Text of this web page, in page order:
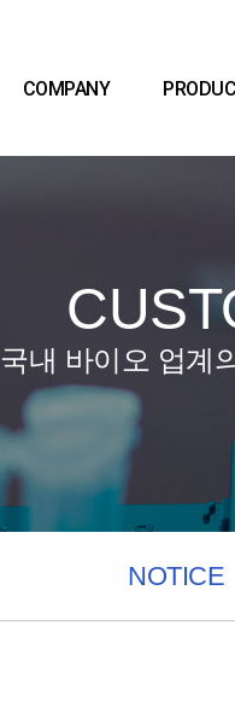
COMPANY
국내 바이오 업계
NOTICE